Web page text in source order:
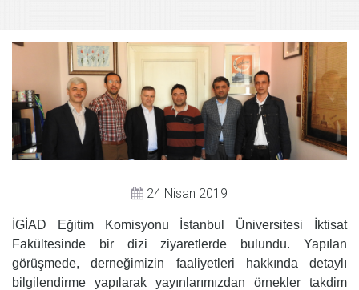
24 Nisan 2019
İGİAD Eğitim Komisyonu İstanbul Üniversitesi İktisat
Fakültesinde bir dizi ziyaretlerde bulundu. Yapılan
görüşmede, derneğimizin faaliyetleri hakkında detaylı
bilgilendirme yapılarak yayınlarımızdan örnekler takdim